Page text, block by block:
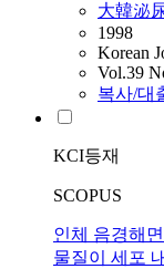
大韓泌
1998
Korean
Vol.39
복사/대
KCI등재
SCOPUS
인체 음경해
물질이 세포